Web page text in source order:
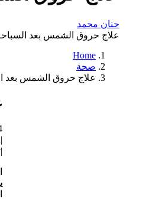
حنان محمد
علاج حروق الشمس بعد
Home
صحة
علاج حروق الشمس بعد
|
|